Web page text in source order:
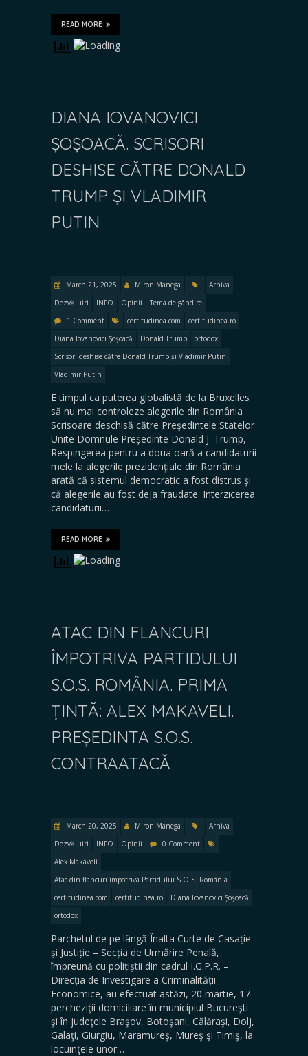
READ MORE
DIANA IOVANOVICI
ȘOȘOACĂ. SCRISORI
DESHISE CĂTRE DONALD
TRUMP ȘI VLADIMIR
PUTIN
March 21, 2025 Miron Manega
Arhiva
Dezvăluiri
INFO Opinii
Tema de gândire
1 Comment
certitudinea.com
certitudinea.ro
Diana Iovanovici Șoșoacă
Donald Trump
ortodox
Scrisori deshise către Donald Trump și Vladimir Putin
Vladimir Putin
E timpul ca puterea globalistă de la Bruxelles
să nu mai controleze alegerile din România
Scrisoare deschisă către Preşedintele Statelor
Unite Domnule Președinte Donald J. Trump,
Respingerea pentru a doua oară a candidaturii
mele la alegerile prezidenţiale din România
arată că sistemul democratic a fost distrus şi
că alegerile au fost deja fraudate. Interzicerea
candidaturii…
READ MORE
ATAC DIN FLANCURI
ÎMPOTRIVA PARTIDULUI
S.O.S. ROMÂNIA. PRIMA
ȚINTĂ: ALEX MAKAVELI.
PREȘEDINTA S.O.S.
CONTRAATACĂ
March 20, 2025 Miron Manega
Arhiva
Dezvăluiri
INFO Opinii
0 Comment
Alex Makaveli
Atac din flancuri împotriva Partidului S.O.S. România
certitudinea.com
certitudinea.ro
Diana Iovanovici Șoșoacă
ortodox
Parchetul de pe lângă Înalta Curte de Casație
și Justiție – Secția de Urmărire Penală,
împreună cu polițiștii din cadrul I.G.P.R. –
Direcția de Investigare a Criminalității
Economice, au efectuat astăzi, 20 martie, 17
percheziţii domiciliare în municipiul Bucureşti
şi în judeţele Braşov, Botoşani, Călăraşi, Dolj,
Galaţi, Giurgiu, Maramureş, Mureş şi Timiş, la
locuinţele unor…